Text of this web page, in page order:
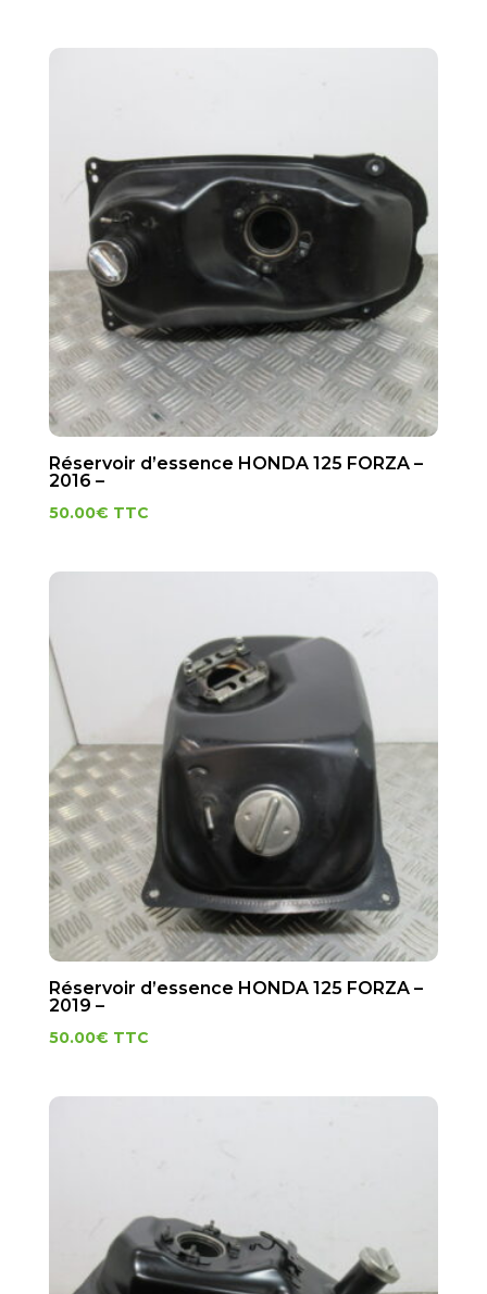
Réservoir d’essence HONDA 125 FORZA –
2016 –
50.00€ TTC
Réservoir d’essence HONDA 125 FORZA –
2019 –
50.00€ TTC